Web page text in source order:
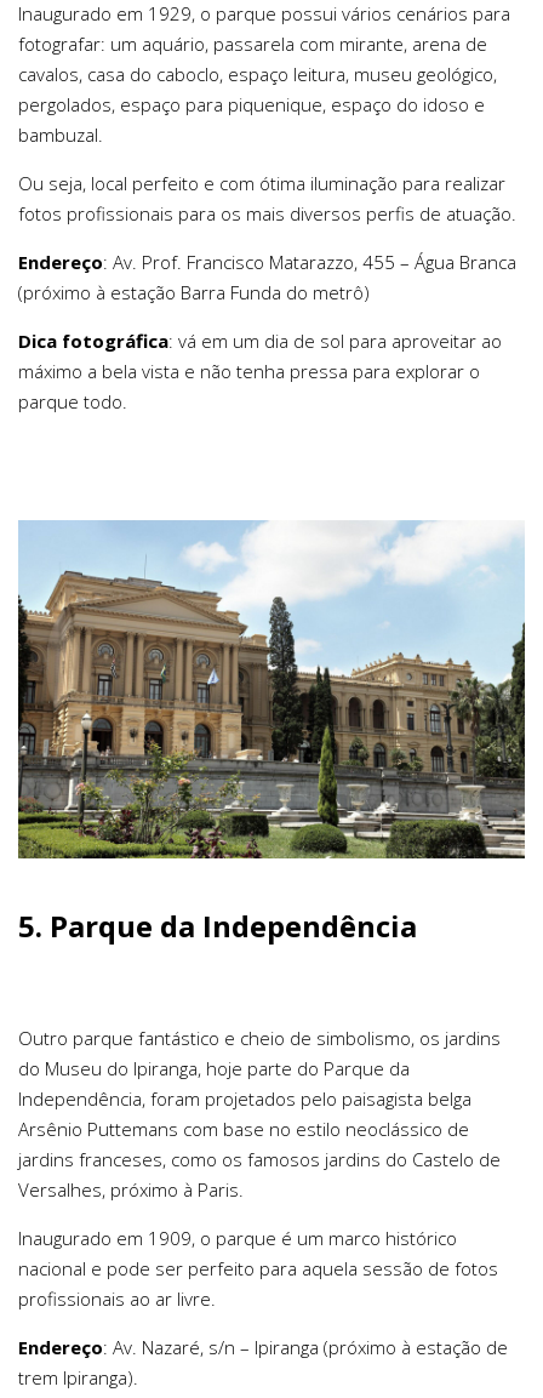
Inaugurado em 1929, o parque possui vários cenários para
fotografar: um aquário, passarela com mirante, arena de
cavalos, casa do caboclo, espaço leitura, museu geológico,
pergolados, espaço para piquenique, espaço do idoso e
bambuzal.
Ou seja, local perfeito e com ótima iluminação para realizar
fotos profissionais para os mais diversos perfis de atuação.
Endereço: Av. Prof. Francisco Matarazzo, 455 – Água Branca
(próximo à estação Barra Funda do metrô)
Dica fotográfica: vá em um dia de sol para aproveitar ao
máximo a bela vista e não tenha pressa para explorar o
parque todo.
5. Parque da Independência
Outro parque fantástico e cheio de simbolismo, os jardins
do Museu do Ipiranga, hoje parte do Parque da
Independência, foram projetados pelo paisagista belga
Arsênio Puttemans com base no estilo neoclássico de
jardins franceses, como os famosos jardins do Castelo de
Versalhes, próximo à Paris.
Inaugurado em 1909, o parque é um marco histórico
nacional e pode ser perfeito para aquela sessão de fotos
profissionais ao ar livre.
Endereço: Av. Nazaré, s/n – Ipiranga (próximo à estação de
trem Ipiranga).